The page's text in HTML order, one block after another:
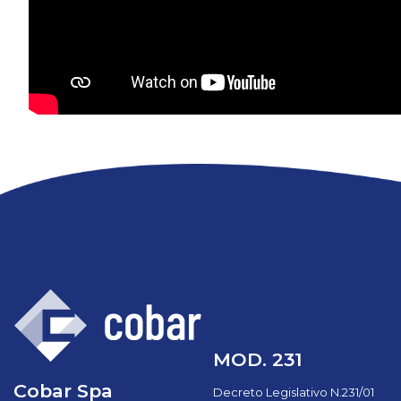
Cobar Spa
MOD. 231
Decreto Legislativo N.231/01